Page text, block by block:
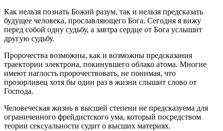
Как нельзя познать Божий разум, так и нельзя предсказать
будущее человека, прославляющего Бога. Сегодня я вижу
перед собой одну судьбу, а завтра сердце от Бога услышит
другую судьбу.
Пророчества возможны, как и возможны предсказания
траектории электрона, покинувшего облако атома. Многие
имеют наглость пророчествовать, не понимая, что
прозорливец хотя бы один раз в жизни слышит слово от
Господа.
Человеческая жизнь в высшей степени не предсказуема для
ограниченного фрейдистского ума, который посредством
теории сексуальности судит о высших материях.